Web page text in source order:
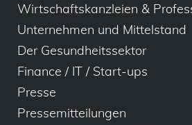
Wirtschaftskanzleien &
Unternehmen und Mittelstand
Der Gesundheitssektor
Finance / IT / Start-ups
Presse
Pressemitteilungen